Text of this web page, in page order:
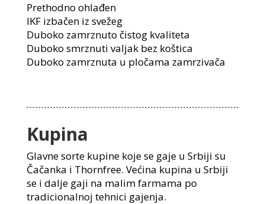
Prethodno ohlađen
IKF izbačen iz svežeg
Duboko zamrznuto čistog kvaliteta
Duboko smrznuti valjak bez koštica
Duboko zamrznuta u pločama zamrzivača
Kupina
Glavne sorte kupine koje se gaje u Srbiji su
Čačanka i Thornfree. Većina kupina u Srbiji
se i dalje gaji na malim farmama po
tradicionalnoj tehnici gajenja.